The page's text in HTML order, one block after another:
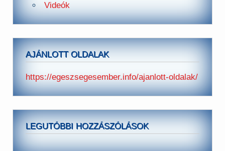
Videók
AJÁNLOTT OLDALAK
https://egeszsegesember.info/ajanlott-oldalak/
LEGUTÓBBI HOZZÁSZÓLÁSOK